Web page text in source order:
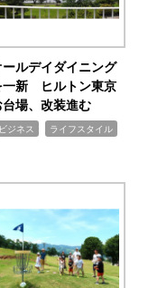
ールデイダイニング
一新 ヒルトン東京
台場、改装進む
ビジネス ライフスタイル